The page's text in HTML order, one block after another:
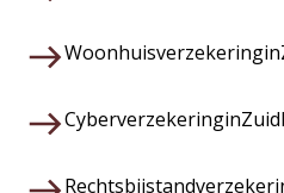
Woonhuisverzekeringin
Cyberverzekeringin